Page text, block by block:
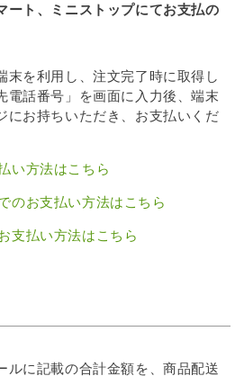
ート、ミニストップにてお支払の
末を利用し、注文完了時に取得し
電話番号」を画面に入力後、端末
にお持ちいただき、お支払いくだ
い方法はこちら
のお支払い方法はこちら
支払い方法はこちら
ルに記載の合計金額を、商品配送